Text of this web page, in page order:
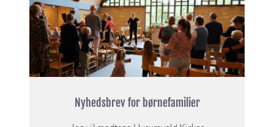
Nyhedsbrev for børnefamilier